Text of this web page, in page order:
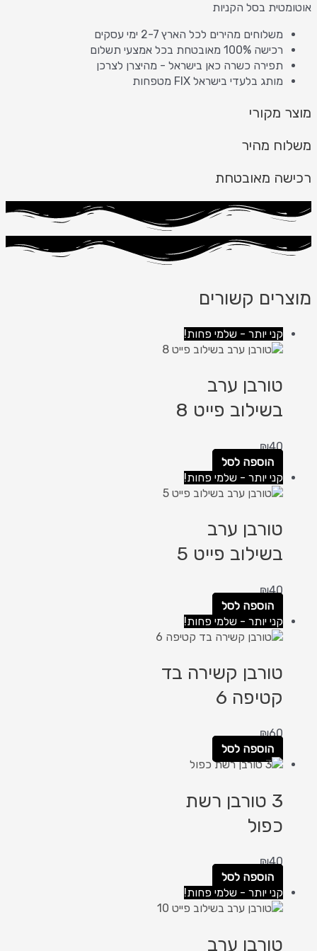
אוטומטית בסל הקניות
משלוחים מהירים לכל הארץ 2-7 ימי עסקים
רכישה 100% מאובטחת בכל אמצעי תשלום
תפירה כשרה כאן בישראל - מהיצרן לצרכן
מותג בלעדי בישראל FIX מטפחות
מוצר מקורי
משלוח מהיר
רכישה מאובטחת
מוצרים קשורים
קני יותר - שלמי פחות!
טורבן ערב
בשילוב פייט 8
₪40
הוספה לסל
קני יותר - שלמי פחות!
טורבן ערב
בשילוב פייט 5
₪40
הוספה לסל
קני יותר - שלמי פחות!
טורבן קשירה בד
קטיפה 6
₪60
הוספה לסל
3 טורבן רשת
כפול
₪40
הוספה לסל
קני יותר - שלמי פחות!
טורבן ערב